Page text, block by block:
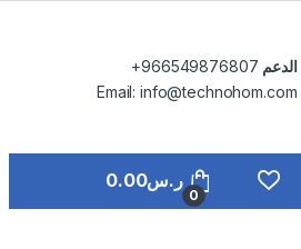
الدعم
Email: info@technohom.com
0
ر.س0.00